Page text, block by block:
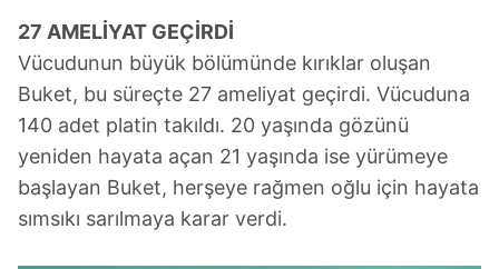
27 AMELİYAT GEÇİRDİ
Vücudunun büyük bölümünde kırıklar oluşan
Buket, bu süreçte 27 ameliyat geçirdi. Vücuduna
140 adet platin takıldı. 20 yaşında gözünü
yeniden hayata açan 21 yaşında ise yürümeye
başlayan Buket, herşeye rağmen oğlu için hayata
sımsıkı sarılmaya karar verdi.